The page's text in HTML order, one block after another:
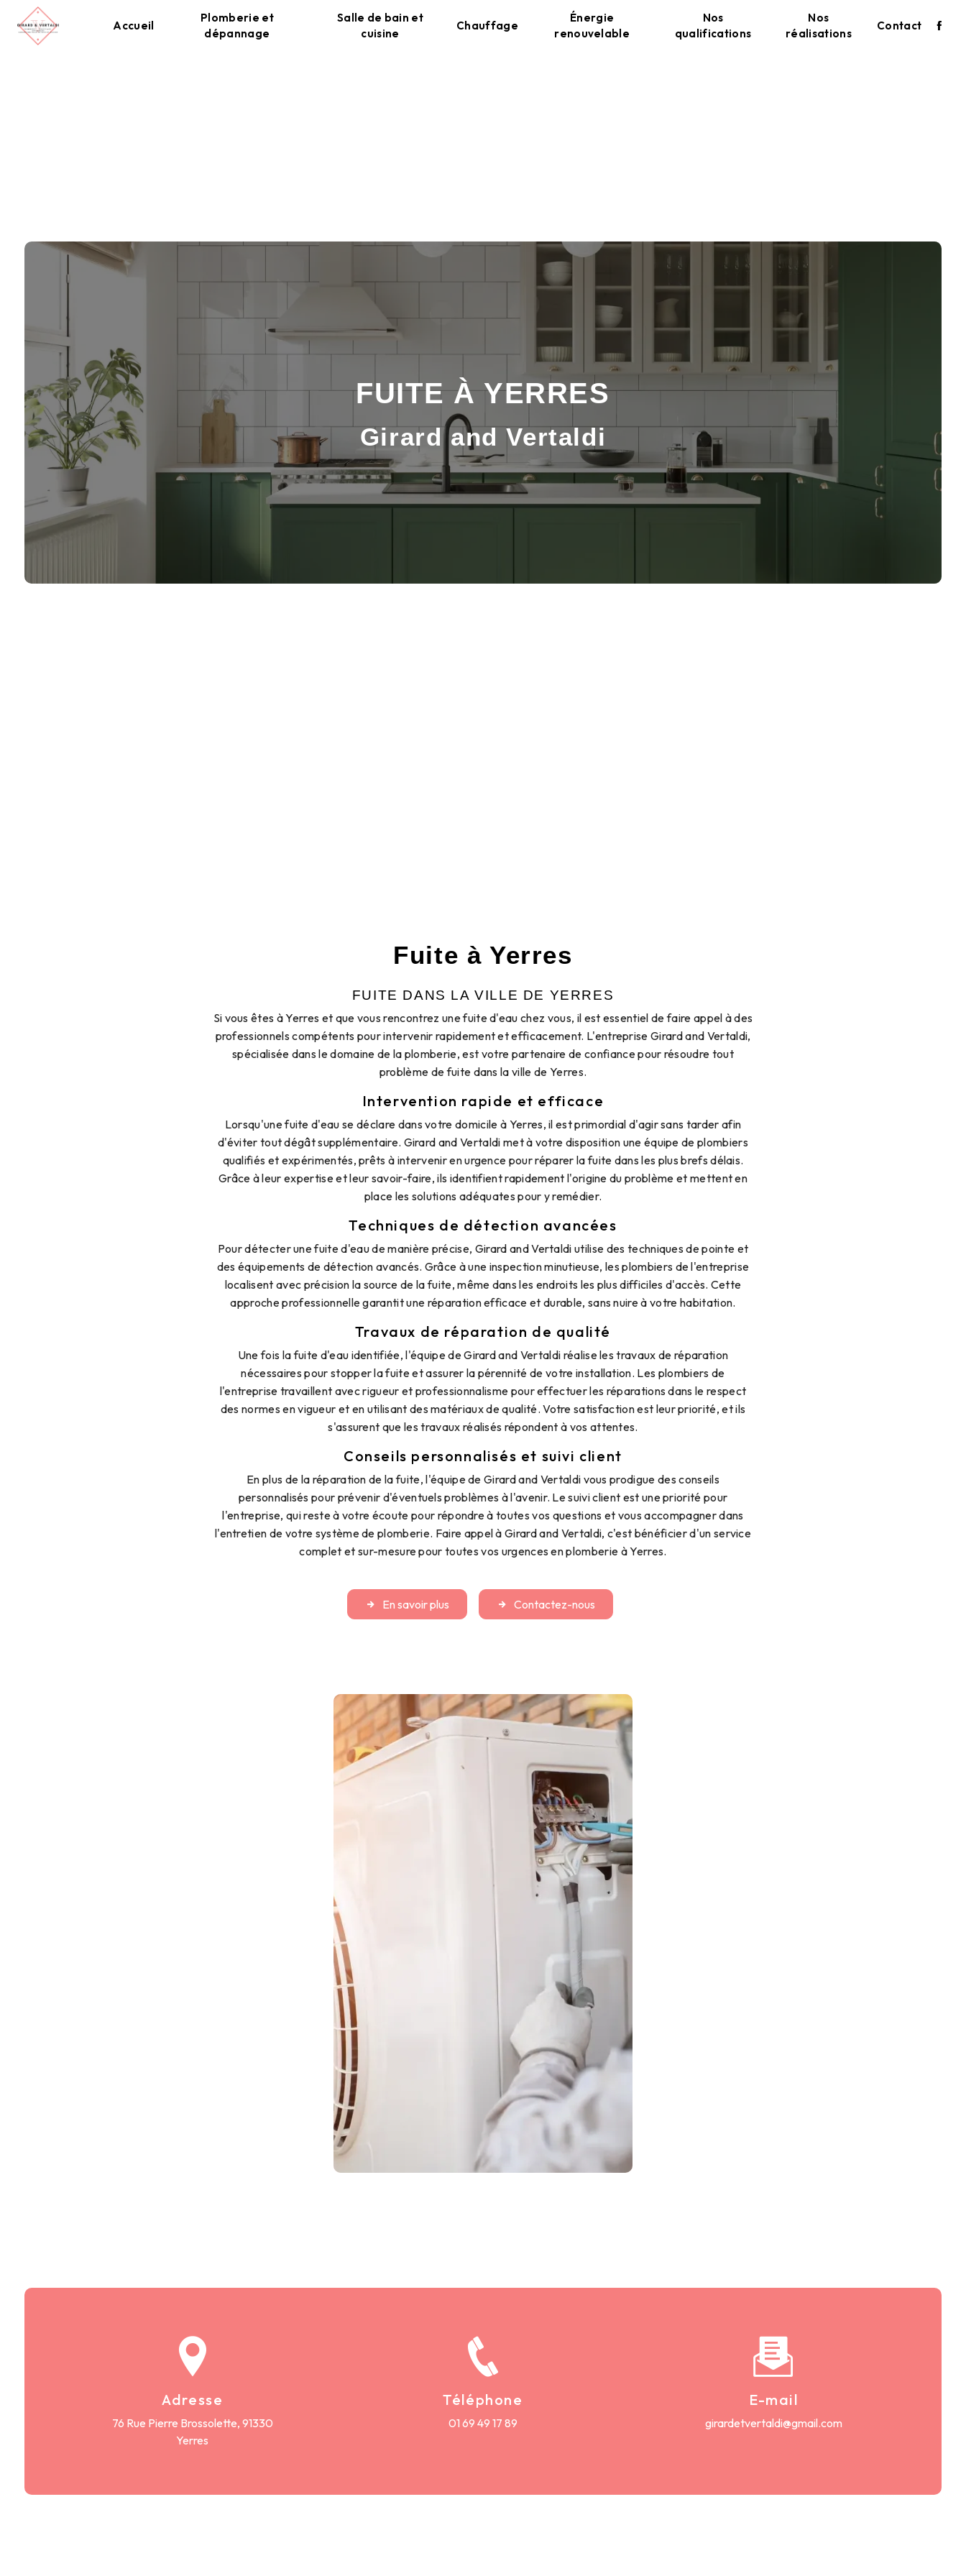
Accueil
Plomberie et
dépannage
Salle de bain et
cuisine
Chauffage
Énergie
renouvelable
Nos
qualifications
Nos
réalisations
Contact
FUITE À YERRES
Girard and Vertaldi
Fuite à Yerres
FUITE DANS LA VILLE DE YERRES
Si vous êtes à Yerres et que vous rencontrez une fuite d'eau chez vous, il est essentiel de faire appel à des
professionnels compétents pour intervenir rapidement et efficacement. L'entreprise Girard and Vertaldi,
spécialisée dans le domaine de la plomberie, est votre partenaire de confiance pour résoudre tout
problème de fuite dans la ville de Yerres.
Intervention rapide et efficace
Lorsqu'une fuite d'eau se déclare dans votre domicile à Yerres, il est primordial d'agir sans tarder afin
d'éviter tout dégât supplémentaire. Girard and Vertaldi met à votre disposition une équipe de plombiers
qualifiés et expérimentés, prêts à intervenir en urgence pour réparer la fuite dans les plus brefs délais.
Grâce à leur expertise et leur savoir-faire, ils identifient rapidement l'origine du problème et mettent en
place les solutions adéquates pour y remédier.
Techniques de détection avancées
Pour détecter une fuite d'eau de manière précise, Girard and Vertaldi utilise des techniques de pointe et
des équipements de détection avancés. Grâce à une inspection minutieuse, les plombiers de l'entreprise
localisent avec précision la source de la fuite, même dans les endroits les plus difficiles d'accès. Cette
approche professionnelle garantit une réparation efficace et durable, sans nuire à votre habitation.
Travaux de réparation de qualité
Une fois la fuite d'eau identifiée, l'équipe de Girard and Vertaldi réalise les travaux de réparation
nécessaires pour stopper la fuite et assurer la pérennité de votre installation. Les plombiers de
l'entreprise travaillent avec rigueur et professionnalisme pour effectuer les réparations dans le respect
des normes en vigueur et en utilisant des matériaux de qualité. Votre satisfaction est leur priorité, et ils
s'assurent que les travaux réalisés répondent à vos attentes.
Conseils personnalisés et suivi client
En plus de la réparation de la fuite, l'équipe de Girard and Vertaldi vous prodigue des conseils
personnalisés pour prévenir d'éventuels problèmes à l'avenir. Le suivi client est une priorité pour
l'entreprise, qui reste à votre écoute pour répondre à toutes vos questions et vous accompagner dans
l'entretien de votre système de plomberie. Faire appel à Girard and Vertaldi, c'est bénéficier d'un service
complet et sur-mesure pour toutes vos urgences en plomberie à Yerres.
En savoir plus Contactez-nous
Adresse
76 Rue Pierre Brossolette, 91330
Yerres
Téléphone
01 69 49 17 89
E-mail
girardetvertaldi@gmail.com
Panneau de gestion des cookies